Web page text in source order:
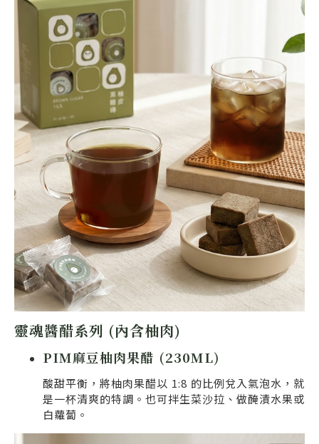
靈魂醬醋系列 (內含柚肉)
PIM麻豆柚肉果醋 (230ML)
酸甜平衡，將柚肉果醋以 1:8 的比例兌入氣泡水，就
是一杯清爽的特調。也可拌生菜沙拉、做醃漬水果或
白蘿蔔。